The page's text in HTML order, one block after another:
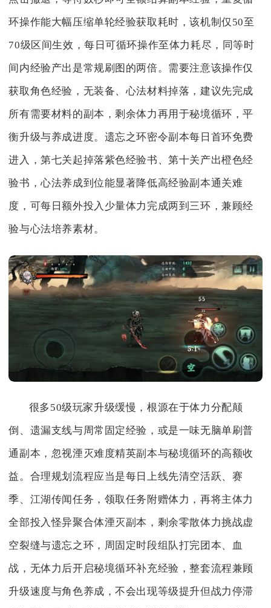
环操作能大幅压缩单轮经验获取耗时，该机制仅50至
70级区间生效，每日可循环操作至体力耗尽，同等时
间内经验产出是常规刷图的两倍。需要注意该操作仅
获取角色经验，无装备、心法材料掉落，建议先完成
所有需要材料的副本，剩余体力再用于秘境循环，平
衡升级与养成进度。遗忘之环密令副本每日首环免费
进入，第七关起掉落紫色经验书、第十关产出橙色经
验书，心法养成到位能显著降低高经验副本通关难
度，可每日额外投入少量体力完成两到三环，兼顾经
验与心法培养素材。
很多50级玩家升级缓慢，根源在于体力分配颠
倒、遗漏支线与周常固定经验，或是一味无脑单刷普
通副本，忽视湮灭难度精英副本与秘境循环的高额收
益。合理规划流程应当是每日上线先清空活跃、赛
季、江湖传闻任务，领取任务附赠体力，再将主体力
全部投入怪异聚合体湮灭副本，剩余零散体力挑战虚
空裂缝与遗忘之环，周固定时段组队打完团本、血
战，无体力后开启秘境循环补充经验，整套流程兼顾
升级速度与角色养成，不会出现等级提升但战力停滞